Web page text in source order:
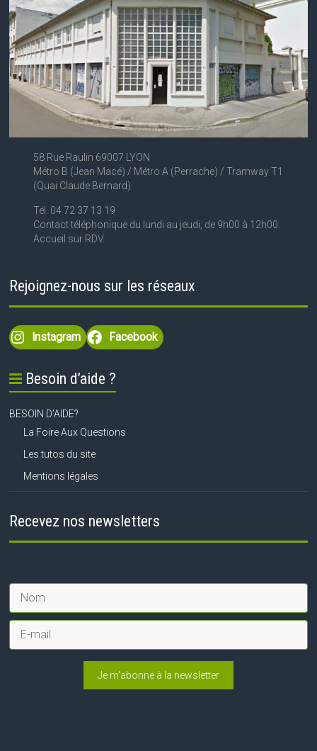
58 Rue Raulin 69007 LYON
Métro B (Jean Macé) / Métro A (Perrache) / Tramway T1
(Quai Claude Bernard)
Tél. 04 72 37 13 19
Contact téléphonique du lundi au jeudi, de 9h00 à 12h00.
Accueil sur RDV.
Rejoignez-nous sur les réseaux
Instagram Facebook
Besoin d’aide ?
BESOIN D’AIDE?
La Foire Aux Questions
Les tutos du site
Mentions légales
Recevez nos newsletters
Je m'abonne à la newsletter